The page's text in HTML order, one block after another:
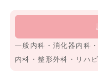
一般内科・消化器内科
内科・整形外科・リハ